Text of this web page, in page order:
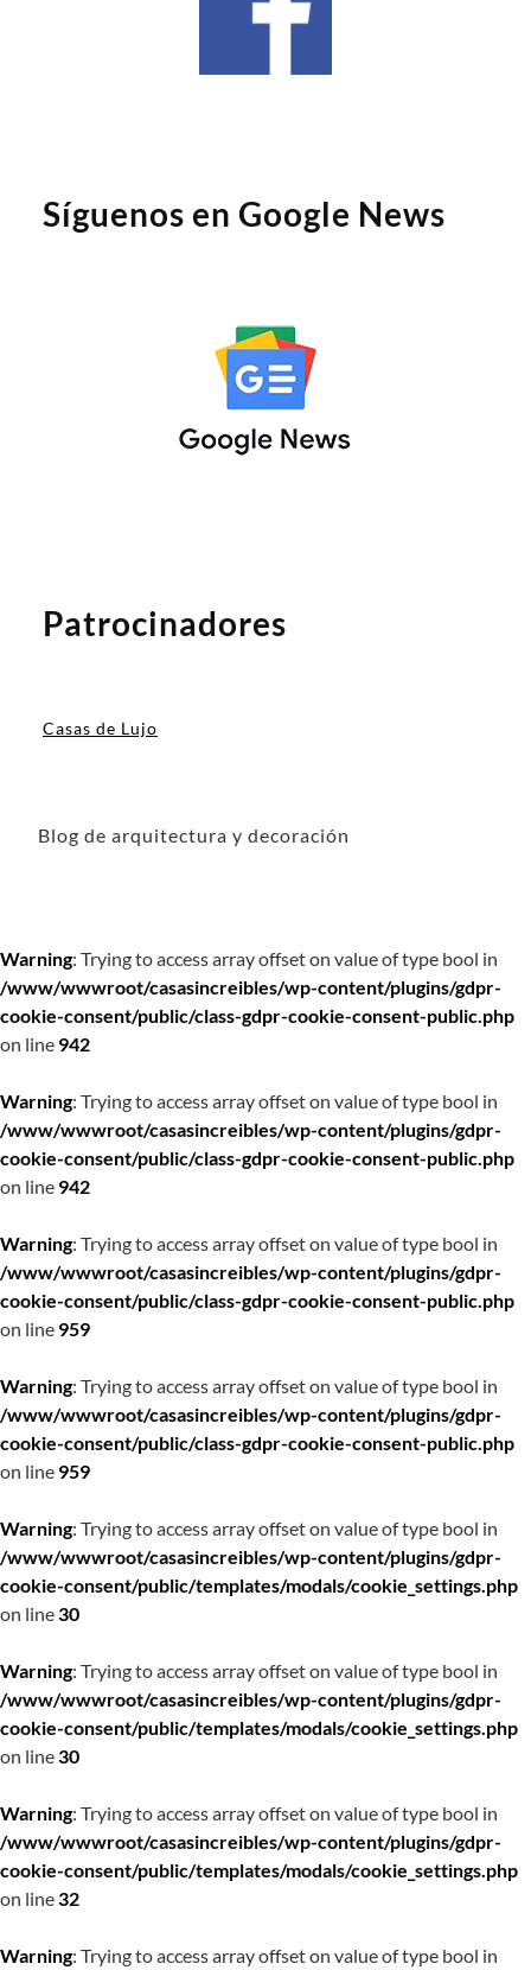
Síguenos en Google News
Patrocinadores
Casas de Lujo
Blog de arquitectura y decoración
Warning: Trying to access array offset on value of type bool in
/www/wwwroot/casasincreibles/wp-content/plugins/gdpr-
cookie-consent/public/class-gdpr-cookie-consent-public.php
on line 942
Warning: Trying to access array offset on value of type bool in
/www/wwwroot/casasincreibles/wp-content/plugins/gdpr-
cookie-consent/public/class-gdpr-cookie-consent-public.php
on line 942
Warning: Trying to access array offset on value of type bool in
/www/wwwroot/casasincreibles/wp-content/plugins/gdpr-
cookie-consent/public/class-gdpr-cookie-consent-public.php
on line 959
Warning: Trying to access array offset on value of type bool in
/www/wwwroot/casasincreibles/wp-content/plugins/gdpr-
cookie-consent/public/class-gdpr-cookie-consent-public.php
on line 959
Warning: Trying to access array offset on value of type bool in
/www/wwwroot/casasincreibles/wp-content/plugins/gdpr-
cookie-consent/public/templates/modals/cookie_settings.php
on line30
Warning: Trying to access array offset on value of type bool in
/www/wwwroot/casasincreibles/wp-content/plugins/gdpr-
cookie-consent/public/templates/modals/cookie_settings.php
on line30
Warning: Trying to access array offset on value of type bool in
/www/wwwroot/casasincreibles/wp-content/plugins/gdpr-
cookie-consent/public/templates/modals/cookie_settings.php
on line32
Warning: Trying to access array offset on value of type bool in